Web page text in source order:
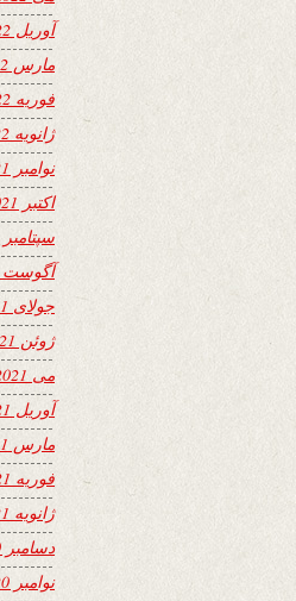
آوریل 2022
مارس 2022
فوریه 2022
ژانویه 2022
نوامبر 2021
اکتبر 2021
سپتامبر 2021
آگوست 2021
جولای 2021
ژوئن 2021
می 2021
آوریل 2021
مارس 2021
فوریه 2021
ژانویه 2021
دسامبر 2020
نوامبر 2020